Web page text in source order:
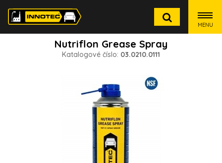
MENU
Nutriflon Grease Spray
Katalogové číslo: 03.0210.0111